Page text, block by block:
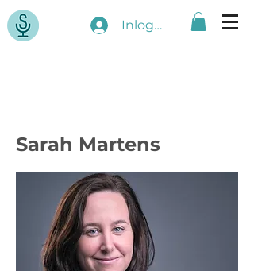
Inloggen
Sarah Martens